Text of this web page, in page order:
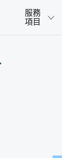
服務
項目